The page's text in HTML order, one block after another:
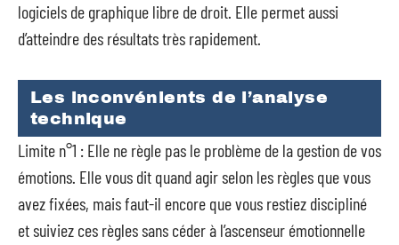
logiciels de graphique libre de droit. Elle permet aussi
d’atteindre des résultats très rapidement.
Les inconvénients de l’analyse
technique
Limite n°1 : Elle ne règle pas le problème de la gestion de vos
émotions. Elle vous dit quand agir selon les règles que vous
avez fixées, mais faut-il encore que vous restiez discipliné
et suiviez ces règles sans céder à l’ascenseur émotionnelle